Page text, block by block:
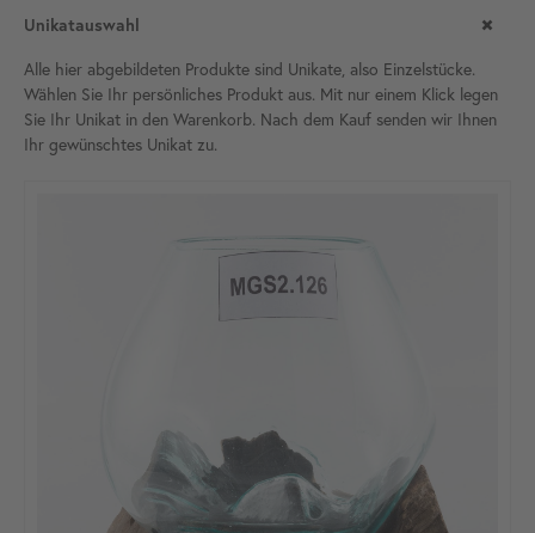
Unikatauswahl
Alle hier abgebildeten Produkte sind Unikate, also Einzelstücke.
Wählen Sie Ihr persönliches Produkt aus. Mit nur einem Klick legen
Sie Ihr Unikat in den Warenkorb. Nach dem Kauf senden wir Ihnen
Ihr gewünschtes Unikat zu.